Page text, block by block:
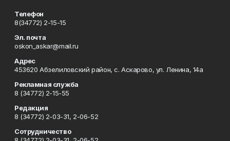
Телефон
8(34772) 2-15-15
Эл. почта
oskon_askar@mail.ru
Адрес
453620 Абзелиловский район, с. Аскарово, ул. Ленина, 14а
Рекламная служба
8 (34772) 2-15-55
Редакция
8 (34772) 2-03-31, 2-06-52
Сотрудничество